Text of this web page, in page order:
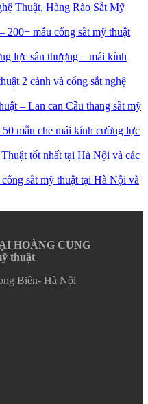
Thuật, Hàng Rào Sắt Mỹ
200+ mẫu cổng sắt mỹ thuật
lực sân thượng – mái kính
2 cánh và cổng sắt nghệ
– Lan can Cầu thang sắt mỹ
mẫu che mái kính cường lực
tốt nhất tại Hà Nội và các
sắt mỹ thuật tại Hà Nội và
HOÀNG CUNG
thuật
Biên- Hà Nội